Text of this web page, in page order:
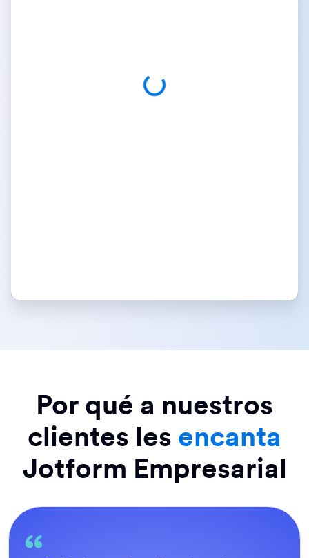
Por qué a nuestros
clientes les encanta
Jotform Empresarial